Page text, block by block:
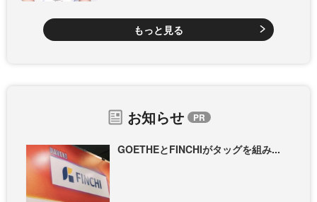
もっと見る
お知らせ
GOETHEとFINCHIがタッグを組み...